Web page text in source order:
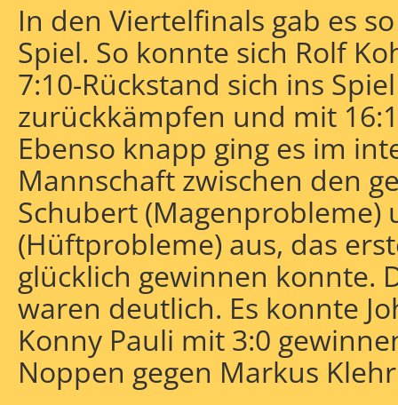
In den Viertelfinals gab es
Spiel. So konnte sich Rolf
7:10-Rückstand sich ins
zurückkämpfen und mit
Ebenso knapp ging es im
Mannschaft zwischen den
Schubert (Magenprobleme)
(Hüftprobleme) aus, das
glücklich gewinnen konnte.
waren deutlich. Es konnte
Konny Pauli mit 3:0
Noppen gegen Markus